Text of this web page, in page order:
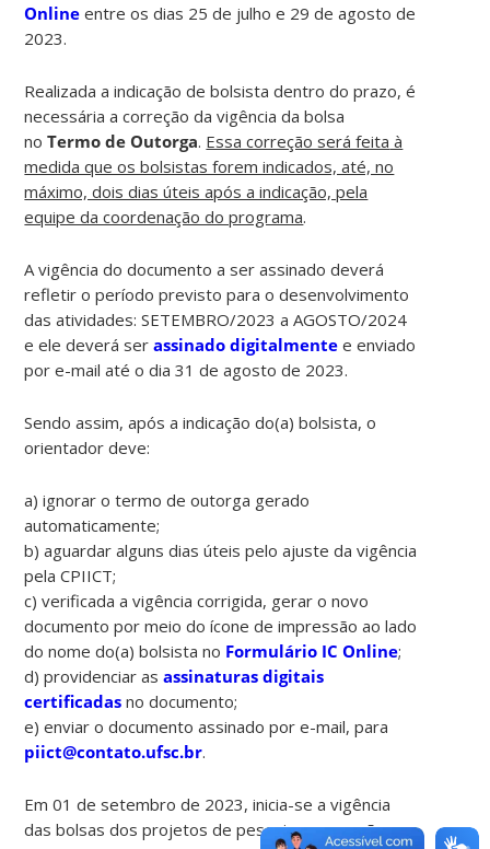
Online entre os dias 25 de julho e 29 de agosto de
2023.
Realizada a indicação de bolsista dentro do prazo, é
necessária a correção da vigência da bolsa
noTermo de Outorga. Essa correção será feita à
medida que os bolsistas forem indicados, até, no
máximo, dois dias úteis após a indicação, pela
equipe da coordenação do programa.
A vigência do documento a ser assinado deverá
refletir o período previsto para o desenvolvimento
das atividades: SETEMBRO/2023 a AGOSTO/2024
e ele deverá serassinado digitalmente e enviado
por e-mail até o dia 31 de agosto de 2023.
Sendo assim, após a indicação do(a) bolsista, o
orientador deve:
a) ignorar o termo de outorga gerado
automaticamente;
b) aguardar alguns dias úteis pelo ajuste da vigência
pela CPIICT;
c) verificada a vigência corrigida, gerar o novo
documento por meio do ícone de impressão ao lado
do nome do(a) bolsista no Formulário IC Online;
d) providenciar asassinaturas digitais
certificadas no documento;
e) enviar o documento assinado por e-mail, para
piict@contato.ufsc.br.
Em 01 de setembro de 2023, inicia-se a vigência
das bolsas dos projetos de pesquisa que serão